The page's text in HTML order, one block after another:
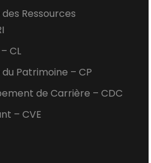
Ressources
CL
Patrimoine – CP
de Carrière – CDC
– CVE